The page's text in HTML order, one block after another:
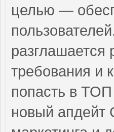
целью —
требования и
попасть в
новый апдейт